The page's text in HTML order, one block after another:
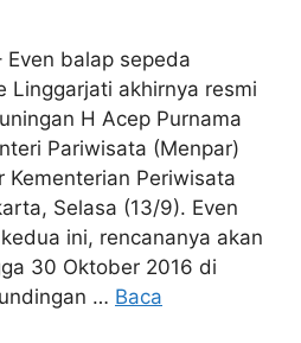
Even balap sepeda
Linggarjati akhirnya resmi
H Acep Purnama
Pariwisata (Menpar)
Kementerian Periwisata
Selasa (13/9). Even
ini, rencananya akan
30 Oktober 2016 di
… Baca